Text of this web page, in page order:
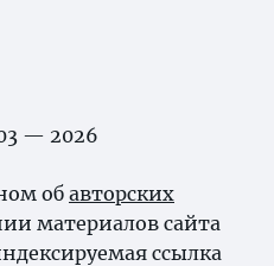
— 2026
об авторских
материалов сайта
ссылка